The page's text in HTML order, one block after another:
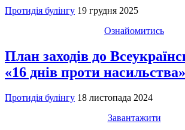
Протидія булінгу 19 грудня 2025
Ознайомитись
План заходів до
«16 днів проти насильства»
Протидія булінгу 18 листопада 2024
Завантажити